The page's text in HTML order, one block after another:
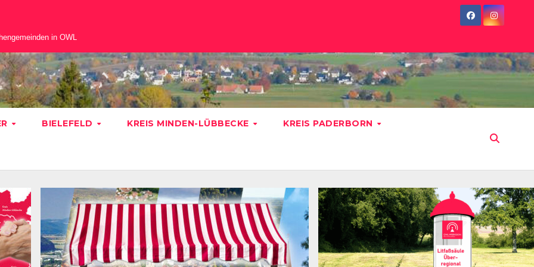
in OWL
BIELEFELD KREIS MINDEN-LÜBBECKE KREIS PADERBORN